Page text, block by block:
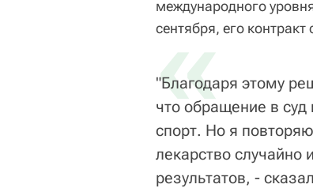
международного
сентября, его
«
"Благодаря этому
что обращение в
спорт. Но я
лекарство случайно
результатов, -